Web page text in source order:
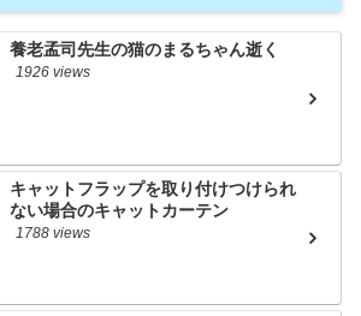
養老孟司先生の猫のまるちゃん逝く
1926 views
キャットフラップを取り付けつけられ
ない場合のキャットカーテン
1788 views